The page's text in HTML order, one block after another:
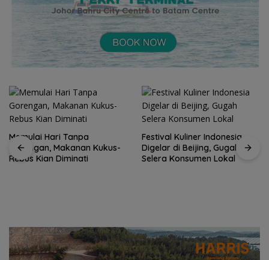
Memulai Hari Tanpa
Gorengan, Makanan Kukus-
Rebus Kian Diminati
Festival Kuliner Indonesia
Digelar di Beijing, Gugah
Selera Konsumen Lokal